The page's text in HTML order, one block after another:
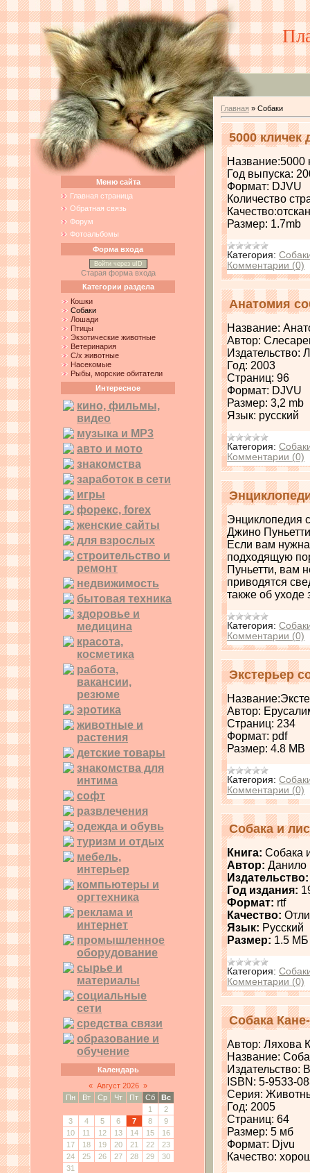
Меню сайта
Главная страница
Обратная связь
Форум
Фотоальбомы
Форма входа
Войти через uID
Старая форма входа
Категории раздела
Кошки
Собаки
Лошади
Птицы
Экзотические животные
Ветеринария
С/х животные
Насекомые
Рыбы, морские обитатели
Интересное
кино, фильмы,
видео
музыка и MP3
авто и мото
знакомства
заработок в сети
игры
форекс, forex
женские сайты
для взрослых
строительство и
ремонт
недвижимость
бытовая техника
здоровье и
медицина
красота,
косметика
работа,
вакансии,
резюме
эротика
животные и
растения
детские товары
знакомства для
интима
софт
развлечения
одежда и обувь
туризм и отдых
мебель,
интерьер
компьютеры и
оргтехника
реклама и
интернет
промышленное
оборудование
сырье и
материалы
социальные
сети
средства связи
образование и
обучение
Календарь
« Август 2026 »
Пн
Вт Ср Чт Пт Сб
Вс
1
2
3
4 5 6 7 8
9
10
11 12 13 14 15
16
17
18 19 20 21 22
23
24
25 26 27 28 29
30
31
Главная » Собаки
5000 кличек
Название:5000
Год выпуска:
Формат: DJVU
Количество
Размер: 1.7mb
Категория:
Комментарии (0)
Анатомия
Название:
Автор:
Издательство:
Год: 2003
Страниц: 96
Формат: DJVU
Размер: 3,2 mb
Язык: русский
Категория:
Комментарии (0)
Энциклопедия
Джино
Если вам
подходящую
Пуньетти, вам
приводятся
также об уходе
Категория:
Комментарии (0)
Экстерьер
Автор:
Страниц: 234
Формат: pdf
Размер: 4.8 МВ
Категория:
Комментарии (0)
Собака и
Книга: Собака
Автор: Данило
Издательство:
Год издания:
Формат: rtf
Качество:
Язык: Русский
Размер: 1.5 МБ
Категория:
Комментарии (0)
Собака
Автор: Ляхова
Название:
Издательство:
ISBN: 5-9533-
Серия:
Год: 2005
Страниц: 64
Размер: 5 мб
Формат: Djvu
Качество: